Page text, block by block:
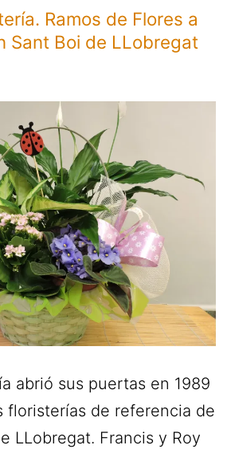
Ramos de Flores a
Sant Boi de LLobregat
abrió sus puertas en 1989
floristerías de referencia de
LLobregat. Francis y Roy